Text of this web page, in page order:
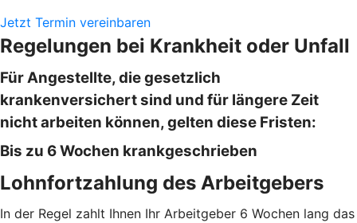
Jetzt Termin vereinbaren
Regelungen bei Krankheit oder Unfall
Für Angestellte, die gesetzlich
krankenversichert sind und für längere Zeit
nicht arbeiten können, gelten diese Fristen:
Bis zu 6 Wochen krankgeschrieben
Lohnfortzahlung des Arbeitgebers
In der Regel zahlt Ihnen Ihr Arbeitgeber 6 Wochen lang das